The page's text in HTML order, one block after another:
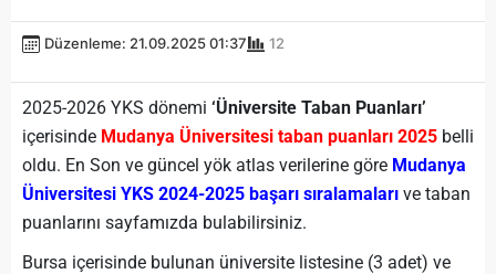
Düzenleme: 21.09.2025 01:37 12
2025-2026 YKS dönemi ‘Üniversite Taban Puanları’
içerisinde Mudanya Üniversitesi taban puanları 2025 belli
oldu. En Son ve güncel yök atlas verilerine göre Mudanya
Üniversitesi YKS 2024-2025 başarı sıralamaları ve taban
puanlarını sayfamızda bulabilirsiniz.
Bursa içerisinde bulunan üniversite listesine (3 adet) ve